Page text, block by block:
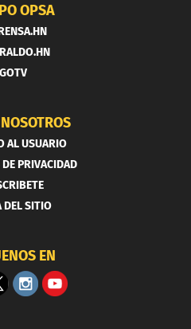
OPSA
GOTV
AL USUARIO
PRIVACIDAD
DEL SITIO
EN